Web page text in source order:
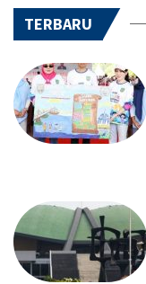
TERBARU